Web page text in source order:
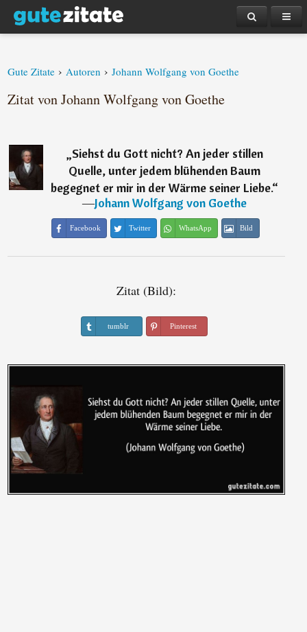
Gute Zitate › Autoren › Johann Wolfgang von Goethe
Zitat von Johann Wolfgang von Goethe
„Siehst du Gott nicht? An jeder stillen
Quelle, unter jedem blühenden Baum
begegnet er mir in der Wärme seiner Liebe.“
―Johann Wolfgang von Goethe
Facebook Twitter WhatsApp Bild
Zitat (Bild):
tumblr Pinterest